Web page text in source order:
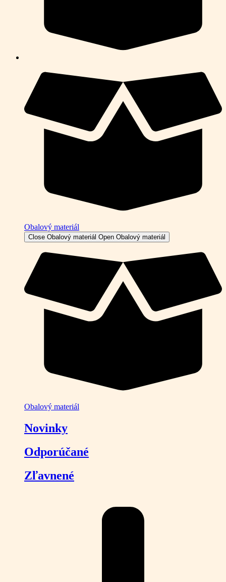
Obalový materiál
Close Obalový materiál Open Obalový materiál
Obalový materiál
Novinky
Odporúčané
Zľavnené